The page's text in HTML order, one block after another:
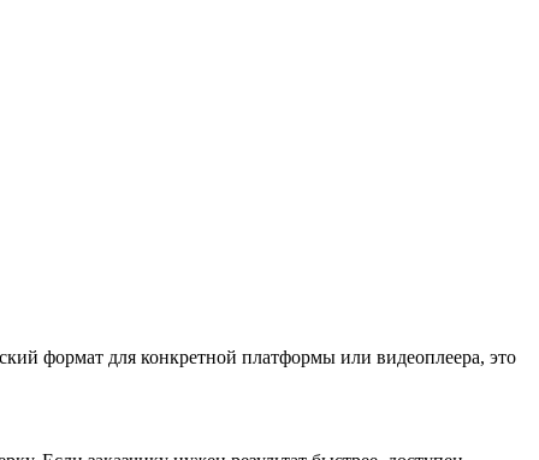
формат для конкретной платформы или видеоплеера, это